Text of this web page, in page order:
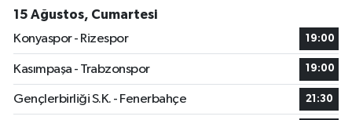
15 Ağustos, Cumartesi
Konyaspor - Rizespor
19:00
Kasımpaşa - Trabzonspor 19:00
Gençlerbirliği S.K. - Fenerbahçe 21:30